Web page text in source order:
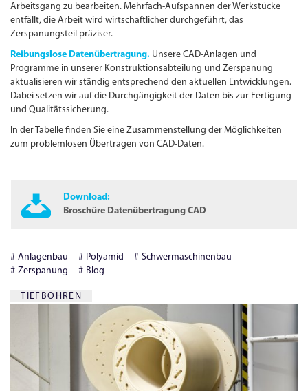
Arbeitsgang zu bearbeiten. Mehrfach-Aufspannen der Werkstücke
entfällt, die Arbeit wird wirtschaftlicher durchgeführt, das
Zerspanungs­teil präziser.
Reibungslose Datenübertragung. UnsereCAD-Anlagen und
Programme in unserer Konstruktionsabteilung und Zerspanung
aktualisieren wir ständig entsprechend den aktuellen Entwicklungen.
Dabei setzen wir auf die Durchgängigkeit der Daten bis zur Fertigung
und Qualitätssicherung.
In der Tabelle finden Sie eine Zusammen­stellung der Möglichkeiten
zum problemlosen Übertragen vonCAD-Daten.
Download:
Broschüre Datenübertragung CAD
Anlagenbau Polyamid
Schwermaschinenbau
Zerspanung
Blog
TIEFBOHREN